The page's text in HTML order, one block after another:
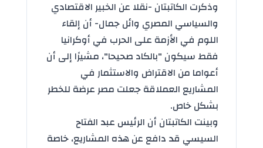
وذكرت الكاتبتان -نقلا عن الخبير الاقتصادي
والسياسي المصري وائل جمال- أن إلقاء
اللوم في الأزمة على الحرب في أوكرانيا
فقط سيكون "بالكاد صحيحا"، مشيرًا إلى أن
أعواما من الاقتراض والاستثمار في
المشاريع العملاقة جعلت مصر عرضة للخطر
بشكل خاص.
وبينت الكاتبتان أن الرئيس عبد الفتاح
السيسي قد دافع عن هذه المشاريع، خاصة